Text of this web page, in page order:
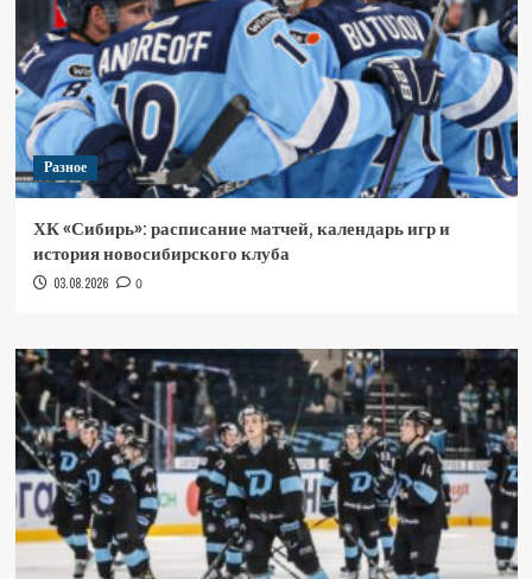
Разное
ХК «Сибирь»: расписание матчей, календарь игр и
история новосибирского клуба
03.08.2026 0